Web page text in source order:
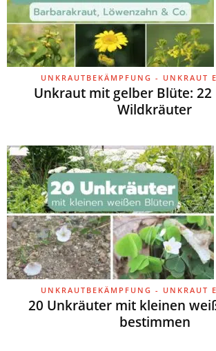
UNKRAUTBEKÄMPFUNG - UNKRAUT
Unkraut mit gelber Blüte:
Wildkräuter
UNKRAUTBEKÄMPFUNG - UNKRAUT
20 Unkräuter mit kleinen
bestimmen